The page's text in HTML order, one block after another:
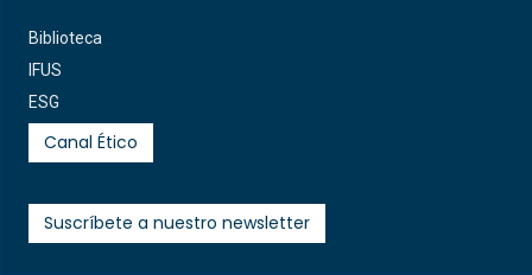
Biblioteca
IFUS
ESG
Canal Ético
Suscríbete a nuestro newsletter